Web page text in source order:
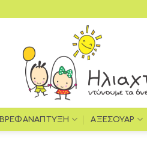
ΒΡΕΦΑΝΆΠΤΥΞΗ ΑΞΕΣΟΥΆΡ